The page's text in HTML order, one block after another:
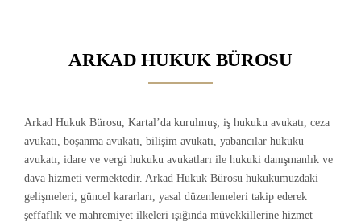
ARKAD HUKUK BÜROSU
Arkad Hukuk Bürosu, Kartal’da kurulmuş; iş hukuku avukatı, ceza
avukatı, boşanma avukatı, bilişim avukatı, yabancılar hukuku
avukatı, idare ve vergi hukuku avukatları ile hukuki danışmanlık ve
dava hizmeti vermektedir. Arkad Hukuk Bürosu hukukumuzdaki
gelişmeleri, güncel kararları, yasal düzenlemeleri takip ederek
şeffaflık ve mahremiyet ilkeleri ışığında müvekkillerine hizmet